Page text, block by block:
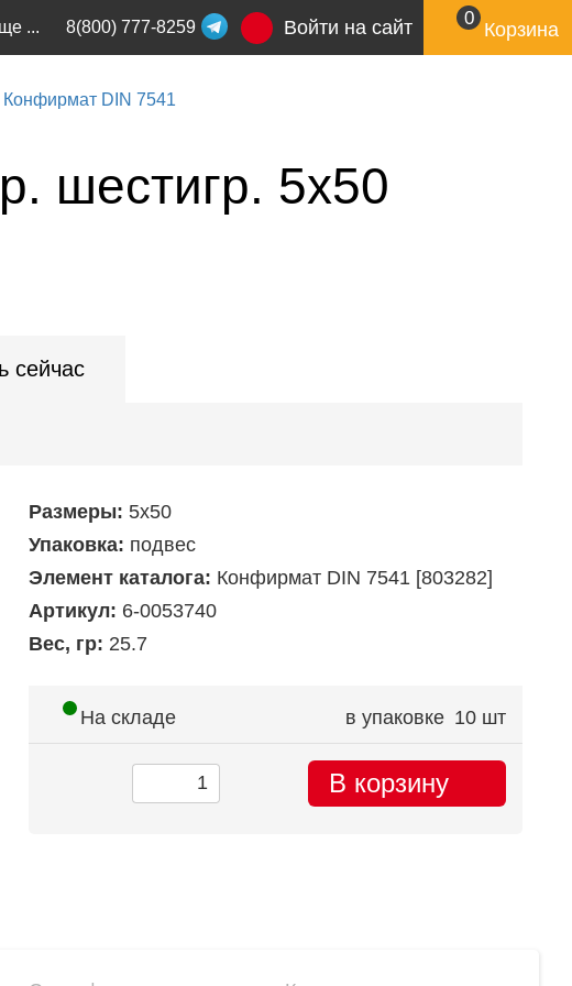
... 8(800) 777-8259 Войти на сайт 0
Корзина
Конфирмат DIN 7541
шестигр. 5x50
сейчас
Размеры: 5х50
Упаковка: подвес
Элемент каталога: Конфирмат DIN 7541 [803282]
Артикул: 6-0053740
Вес, гр: 25.7
На складе в упаковке 10 шт
В корзину